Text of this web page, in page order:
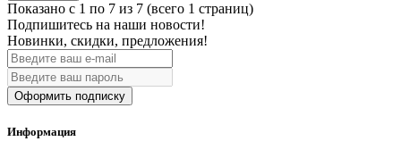
Показано с 1 по 7 из 7 (всего 1 страниц)
Подпишитесь на наши новости!
Новинки, скидки, предложения!
Оформить подписку
Информация